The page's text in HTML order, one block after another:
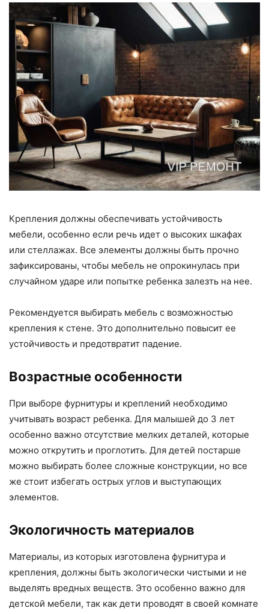
Крепления должны обеспечивать устойчивость
мебели, особенно если речь идет о высоких шкафах
или стеллажах. Все элементы должны быть прочно
зафиксированы, чтобы мебель не опрокинулась при
случайном ударе или попытке ребенка залезть на нее.
Рекомендуется выбирать мебель с возможностью
крепления к стене. Это дополнительно повысит ее
устойчивость и предотвратит падение.
Возрастные особенности
При выборе фурнитуры и креплений необходимо
учитывать возраст ребенка. Для малышей до 3 лет
особенно важно отсутствие мелких деталей, которые
можно открутить и проглотить. Для детей постарше
можно выбирать более сложные конструкции, но все
же стоит избегать острых углов и выступающих
элементов.
Экологичность материалов
Материалы, из которых изготовлена фурнитура и
крепления, должны быть экологически чистыми и не
выделять вредных веществ. Это особенно важно для
детской мебели, так как дети проводят в своей комнате